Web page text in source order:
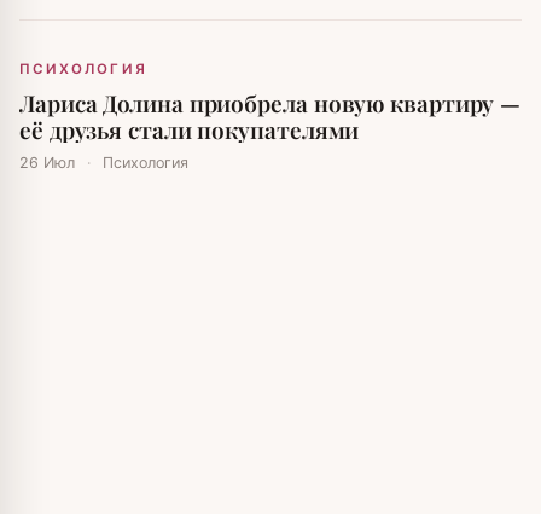
ПСИХОЛОГИЯ
Лариса Долина приобрела новую квартиру —
её друзья стали покупателями
26 Июл · Психология